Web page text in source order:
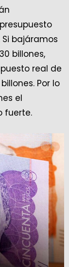
bajáramos
billones,
real de
Por lo
el
fuerte.